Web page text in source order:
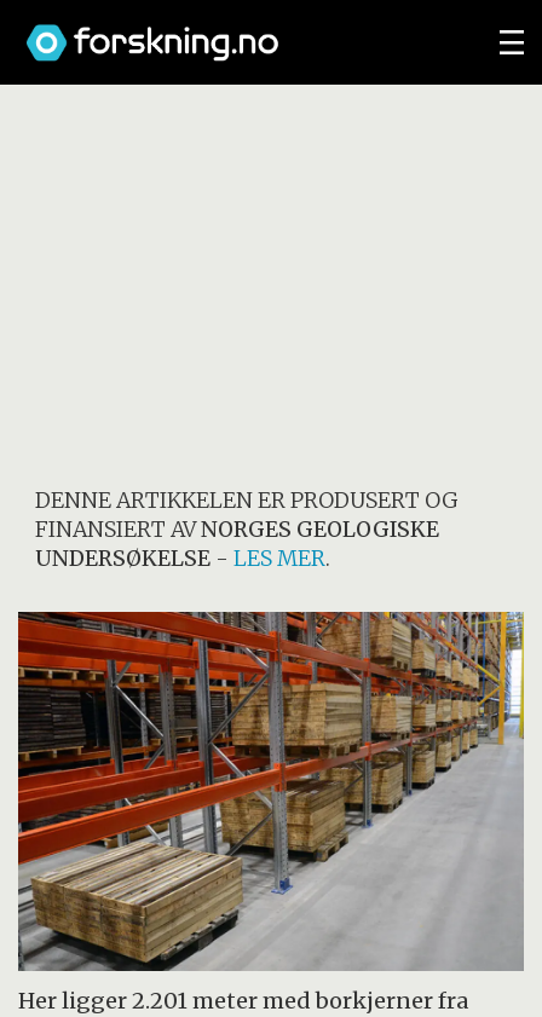
DENNE ARTIKKELEN ER PRODUSERT OG
FINANSIERT AVNORGES GEOLOGISKE
UNDERSØKELSE -LES MER.
Her ligger 2.201 meter med borkjerner fra